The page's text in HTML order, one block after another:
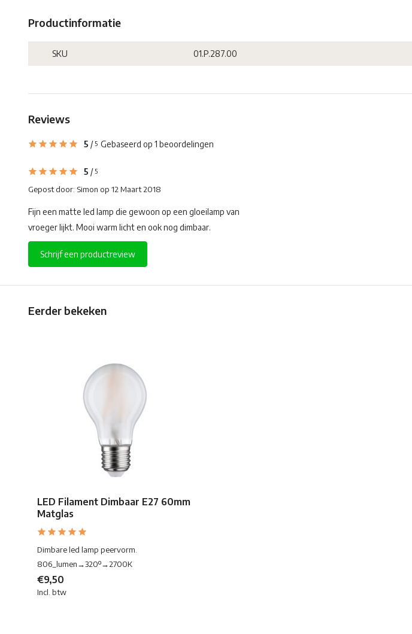
Productinformatie
SKU 01.P.287.00
Reviews
5 / 5 Gebaseerd op 1 beoordelingen
5 / 5
Gepost door: Simon op 12 Maart 2018
Fijn een matte led lamp die gewoon op een gloeilamp van
vroeger lijkt. Mooi warm licht en ook nog dimbaar.
Schrijf een productreview
Eerder bekeken
LED Filament Dimbaar E27 60mm
Matglas
Dimbare led lamp peervorm.
806_lumen→320º→2700K
€9,50
Incl. btw